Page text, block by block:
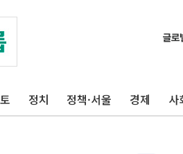
정치 정책·서울 경제 사
민
한